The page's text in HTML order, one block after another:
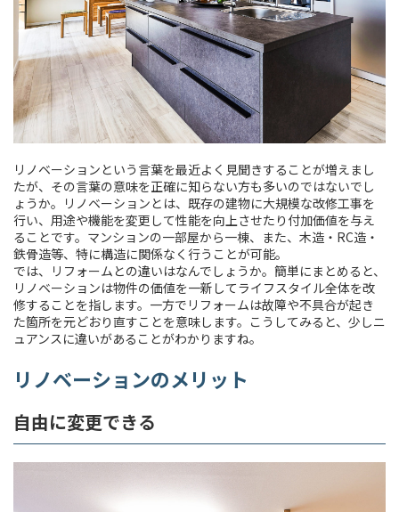
リノベーションという言葉を最近よく見聞きすることが増えまし
たが、その言葉の意味を正確に知らない方も多いのではないでし
ょうか。リノベーションとは、既存の建物に大規模な改修工事を
行い、用途や機能を変更して性能を向上させたり付加価値を与え
ることです。マンションの一部屋から一棟、また、木造・RC造・
鉄骨造等、特に構造に関係なく行うことが可能。
では、リフォームとの違いはなんでしょうか。簡単にまとめると、
リノベーションは物件の価値を一新してライフスタイル全体を改
修することを指します。一方でリフォームは故障や不具合が起き
た箇所を元どおり直すことを意味します。こうしてみると、少しニ
ュアンスに違いがあることがわかりますね。
リノベーションのメリット
自由に変更できる